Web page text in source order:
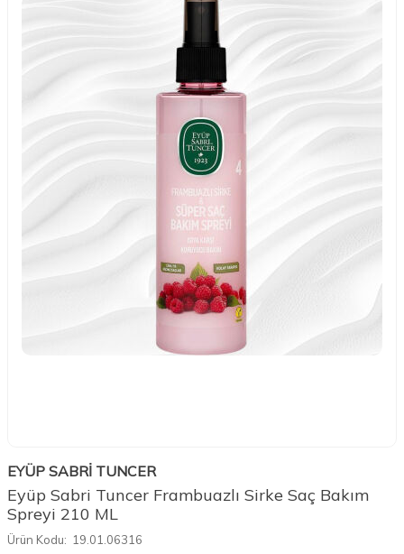
EYÜP SABRİ TUNCER
Eyüp Sabri Tuncer Frambuazlı Sirke Saç Bakım
Spreyi 210 ML
Ürün Kodu: 19.01.06316